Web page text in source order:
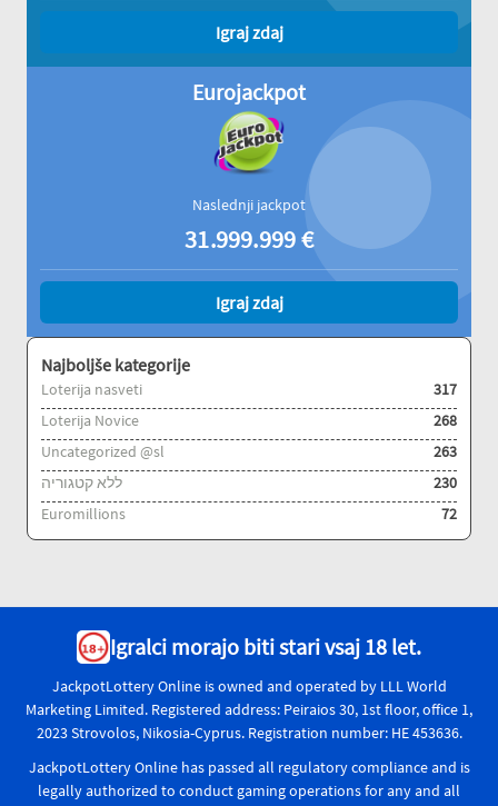
Igraj zdaj
Eurojackpot
Naslednji jackpot
31.999.999€
Igraj zdaj
Najboljše kategorije
Loterija nasveti
317
Loterija Novice
268
Uncategorized @sl
263
ללא קטגוריה
230
Euromillions
72
Igralci morajo biti stari vsaj 18 let.
JackpotLottery Online is owned and operated by LLL World
Marketing Limited. Registered address: Peiraios 30, 1st floor, office 1,
2023 Strovolos, Nikosia-Cyprus. Registration number: HE 453636.
JackpotLottery Online has passed all regulatory compliance and is
legally authorized to conduct gaming operations for any and all